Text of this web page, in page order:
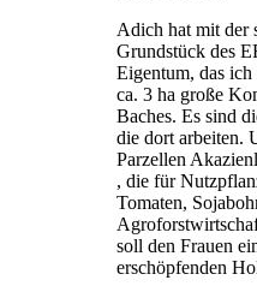
Adich hat mit der
Grundstück des
Eigentum, das
ca. 3 ha große
Baches. Es sind
die dort arbeiten.
Parzellen
, die für
Tomaten,
soll den Frauen
erschöpfenden